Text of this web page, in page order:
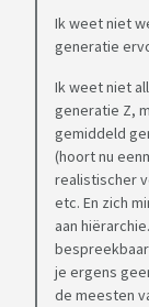
Ik weet niet
generatie
Ik weet niet
generatie Z,
gemiddeld
(hoort nu
realistischer
etc. En zich
aan
je ergens
de meesten